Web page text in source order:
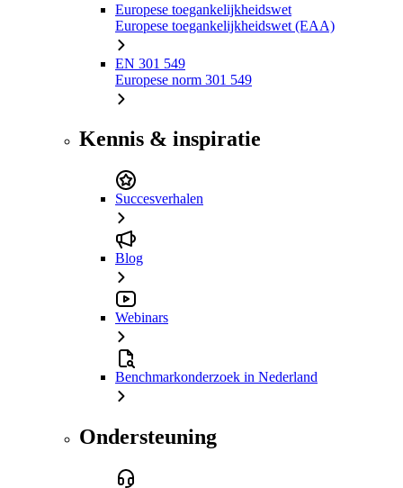
Europese toegankelijkheidswet
Europese toegankelijkheidswet (EAA)
EN 301 549
Europese norm 301 549
Kennis & inspiratie
Succesverhalen
Blog
Webinars
Benchmarkonderzoek in Nederland
Ondersteuning